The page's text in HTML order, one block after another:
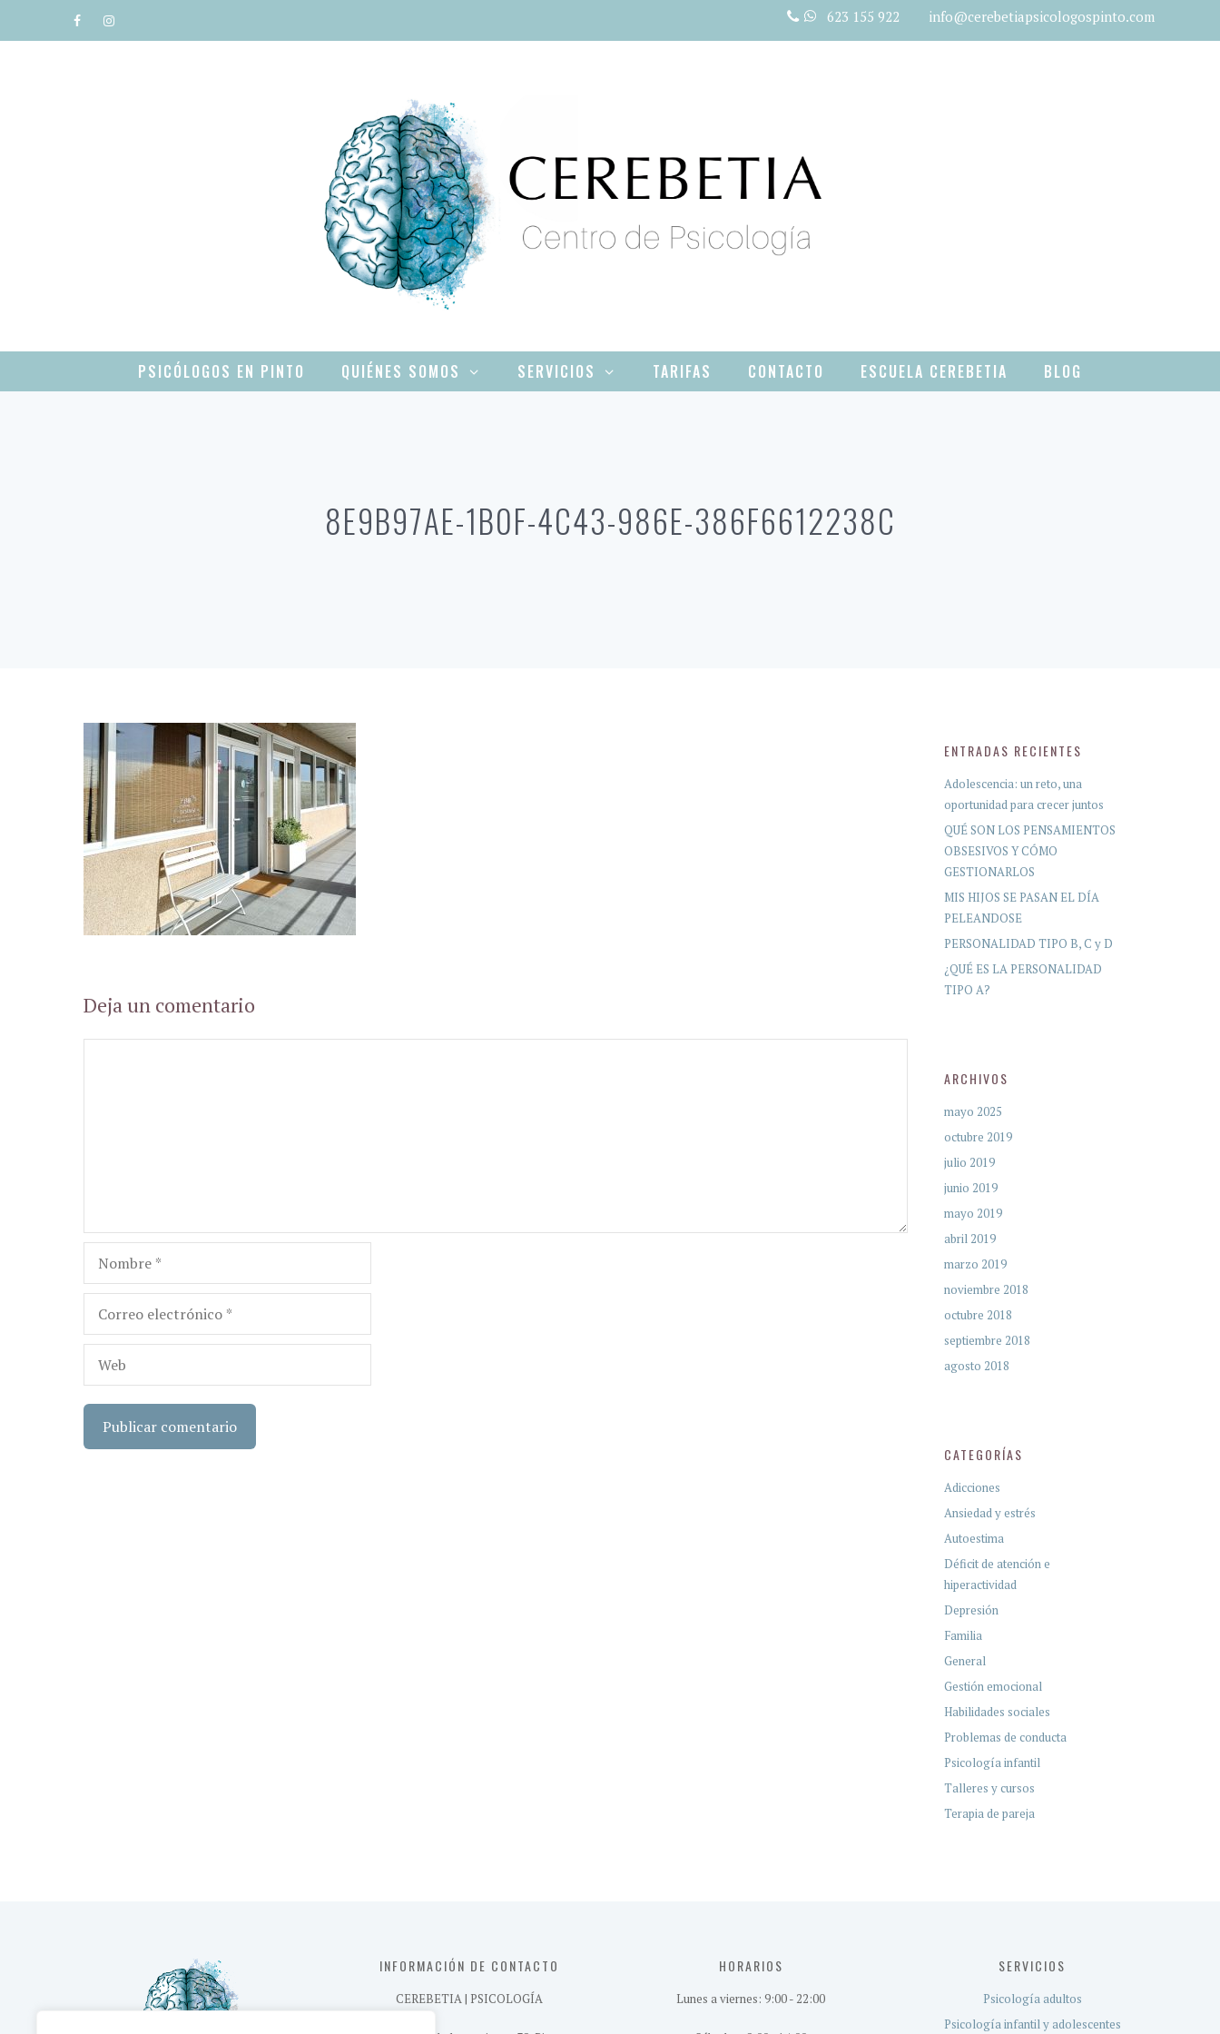
al
623 155 922 info@cerebetiapsicologospinto.com
PSICÓLOGOS EN PINTO QUIÉNES SOMOS SERVICIOS TARIFAS CONTACTO ESCUELA CEREBETIA BLOG
8E9B97AE-1B0F-4C43-986E-386F6612238C
Deja un comentario
Nombre
Correo
electrónico
Web
ENTRADAS RECIENTES
Adolescencia: un reto, una
oportunidad para crecer juntos
QUÉ SON LOS PENSAMIENTOS
OBSESIVOS Y CÓMO
GESTIONARLOS
MIS HIJOS SE PASAN EL DÍA
PELEANDOSE
PERSONALIDAD TIPO B, C y D
¿QUÉ ES LA PERSONALIDAD
TIPO A?
ARCHIVOS
mayo 2025
octubre 2019
julio 2019
junio 2019
mayo 2019
abril 2019
marzo 2019
noviembre 2018
octubre 2018
septiembre 2018
agosto 2018
CATEGORÍAS
Adicciones
Ansiedad y estrés
Autoestima
Déficit de atención e
hiperactividad
Depresión
Familia
General
Gestión emocional
Habilidades sociales
Problemas de conducta
Psicología infantil
Talleres y cursos
Terapia de pareja
INFORMACIÓN DE CONTACTO
CEREBETIA | PSICOLOGÍA
HORARIOS
Lunes a viernes: 9:00 - 22:00
SERVICIOS
Psicología adultos
Psicología infantil y adolescentes